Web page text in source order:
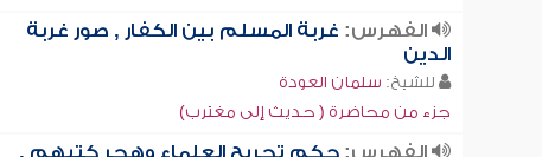
الفهرس: غربة المسلم بين الكفار , صور غربة
الدين
للشيخ: سلمان العودة
جزء من محاضرة ( حديث إلى مغترب)
الفهرس:حكم تجريح العلماء وهجر كتبهم ,